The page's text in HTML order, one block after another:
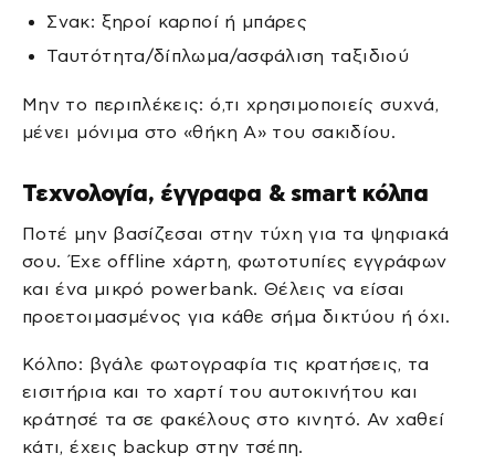
Σνακ: ξηροί καρποί ή μπάρες
Ταυτότητα/δίπλωμα/ασφάλιση ταξιδιού
Μην το περιπλέκεις: ό,τι χρησιμοποιείς συχνά,
μένει μόνιμα στο «θήκη A» του σακιδίου.
Τεχνολογία, έγγραφα & smart κόλπα
Ποτέ μην βασίζεσαι στην τύχη για τα ψηφιακά
σου. Έχε offline χάρτη, φωτοτυπίες εγγράφων
και ένα μικρό powerbank. Θέλεις να είσαι
προετοιμασμένος για κάθε σήμα δικτύου ή όχι.
Κόλπο: βγάλε φωτογραφία τις κρατήσεις, τα
εισιτήρια και το χαρτί του αυτοκινήτου και
κράτησέ τα σε φακέλους στο κινητό. Αν χαθεί
κάτι, έχεις backup στην τσέπη.